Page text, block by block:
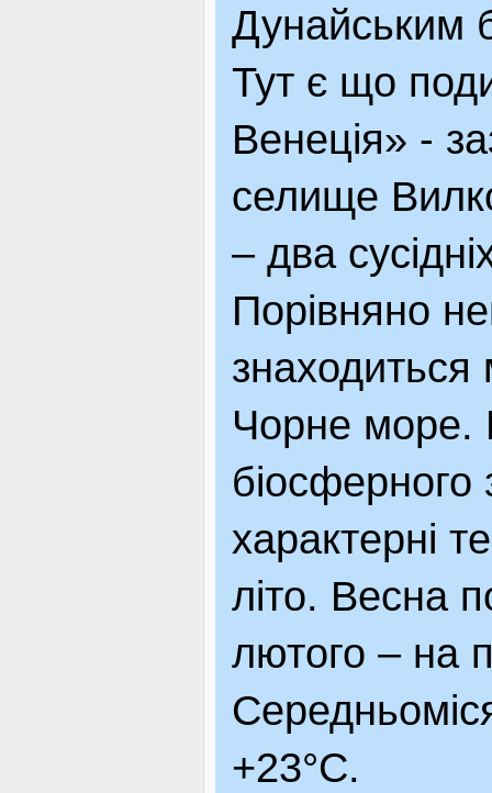
Дунайським
Тут є що
Венеція» -
селище
– два
Порівняно
Чорне море.
біосферного
характерні
літо. Весна
лютого – на
+23°С.